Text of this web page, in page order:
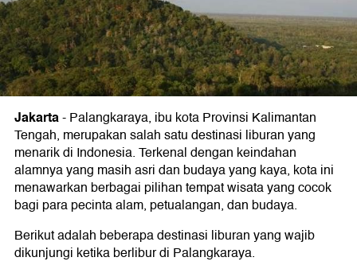
Jakarta-Palangkaraya, ibu kota Provinsi Kalimantan
Tengah, merupakan salah satu destinasi liburan yang
menarik di Indonesia. Terkenal dengan keindahan
alamnya yang masih asri dan budaya yang kaya, kota ini
menawarkan berbagai pilihan tempat wisata yang cocok
bagi para pecinta alam, petualangan, dan budaya.
Berikut adalah beberapa destinasi liburan yang wajib
dikunjungi ketika berlibur di Palangkaraya.